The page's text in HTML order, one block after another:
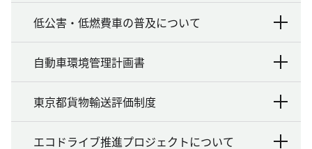
低公害・低燃費車の普及について
自動車環境管理計画書
東京都貨物輸送評価制度
エコドライブ推進プロジェクトについて